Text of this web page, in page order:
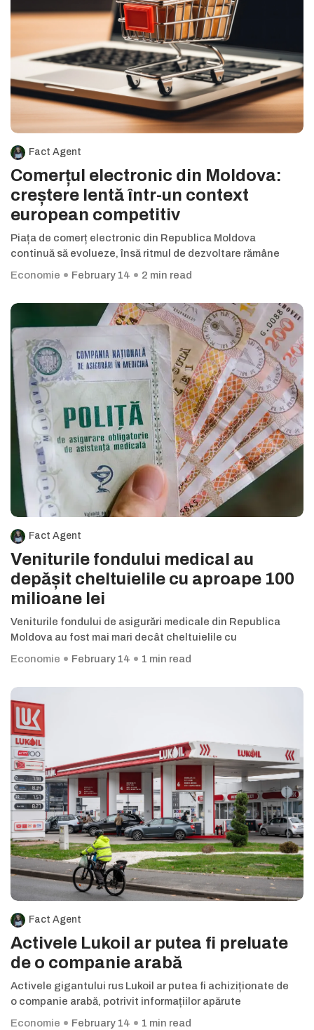
Fact Agent
Comerțul electronic din Moldova:
creștere lentă într-un context
european competitiv
Piața de comerț electronic din Republica Moldova
continuă să evolueze, însă ritmul de dezvoltare rămâne
Economie
February 14 2 min read
Fact Agent
Veniturile fondului medical au
depășit cheltuielile cu aproape 100
milioane lei
Veniturile fondului de asigurări medicale din Republica
Moldova au fost mai mari decât cheltuielile cu
Economie
February 14 1 min read
Fact Agent
Activele Lukoil ar putea fi preluate
de o companie arabă
Activele gigantului rus Lukoil ar putea fi achiziționate de
o companie arabă, potrivit informațiilor apărute
Economie
February 14 1 min read